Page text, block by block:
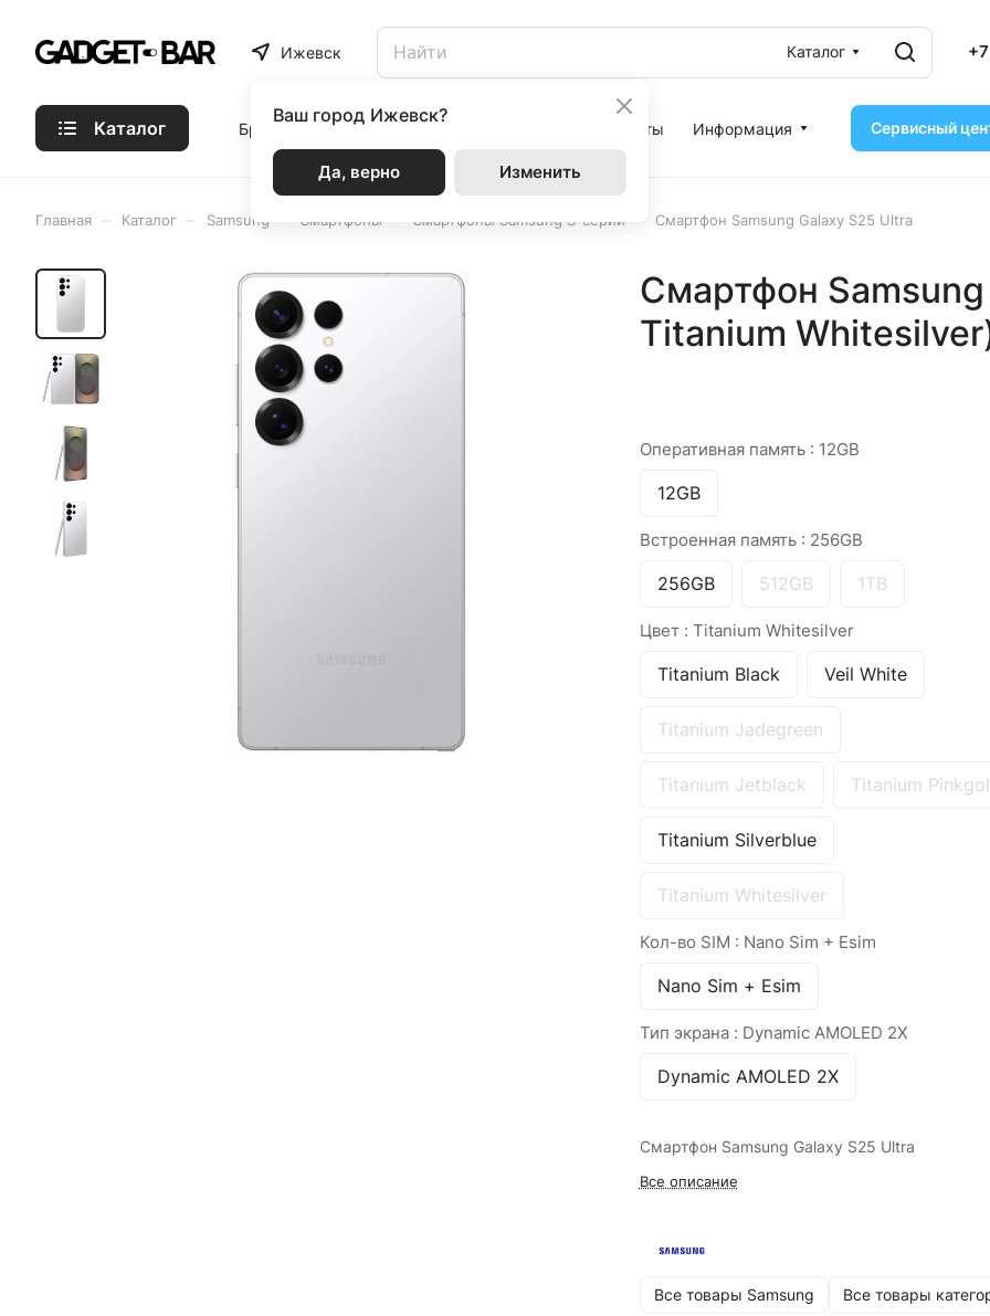
Ижевск
Ваш город Ижевск?
Да, верно Изменить
Каталог
Каталог Бренды Статьи Акции Контакты Информация Сервисный
Главная Каталог Samsung Смартфоны Смартфоны Samsung S-серии – Смартфон Samsung Galaxy S25 Ultra
Смартфон
Titanium
Оперативная память : 12GB
12GB
Встроенная память : 256GB
256GB 512GB 1TB
Цвет : Titanium Whitesilver
Titanium Black Veil White
Titanium Jadegreen
Titanium Jetblack Titanium
Titanium Silverblue
Titanium Whitesilver
Кол-во SIM : Nano Sim + Esim
Nano Sim + Esim
Тип экрана : Dynamic AMOLED 2X
Dynamic AMOLED 2X
Смартфон Samsung Galaxy S25 Ultra
Все описание
Все товары Samsung Все товары